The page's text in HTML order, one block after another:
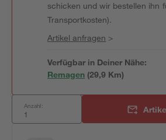
schicken und wir bestellen ihn
Transportkosten).
Artikel anfragen >
Verfügbar in Deiner Nähe:
Remagen (29,9 Km)
Anzahl: